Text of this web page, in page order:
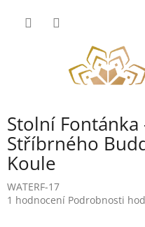
Stolní Fontánka
Stříbrného
Koule
WATERF-17
Průměrné
1 hodnocení Podrobnosti